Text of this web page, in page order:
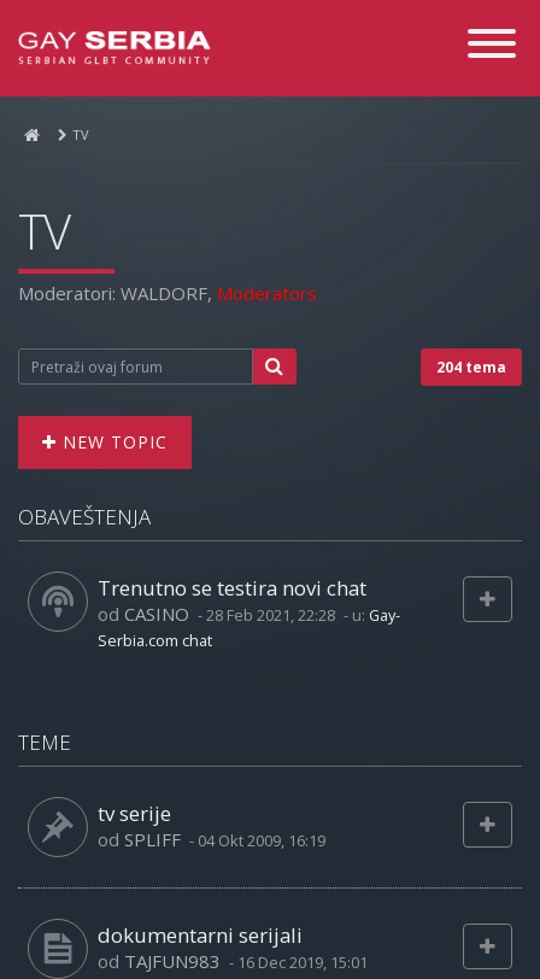
Toggle
TV
TV
Moderatori: WALDORF, Moderators
204 tema
NEW TOPIC
OBAVEŠTENJA
Trenutno se testira novi chat
od CASINO -28 Feb 2021, 22:28 - u: Gay-
Serbia.com chat
TEME
tv serije
od SPLIFF - 04 Okt 2009, 16:19
dokumentarni serijali
od TAJFUN983 - 16 Dec 2019, 15:01